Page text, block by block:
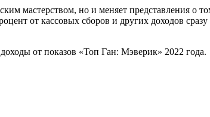
мастерством, но и меняет представления о
от кассовых сборов и других доходов
от показов «Топ Ган: Мэверик» 2022 года.